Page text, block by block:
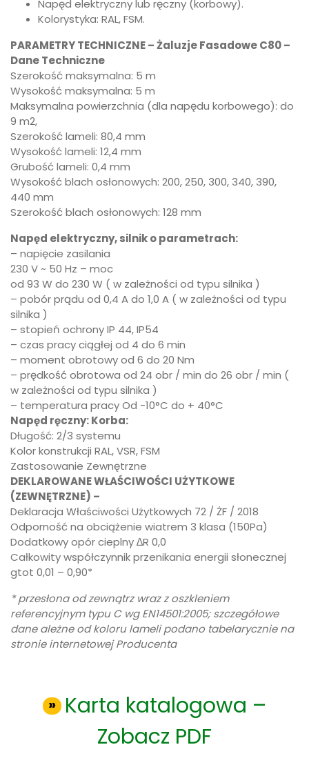
Napęd elektryczny lub ręczny (korbowy).
Kolorystyka: RAL, FSM.
PARAMETRY TECHNICZNE – Żaluzje Fasadowe C80 –
Dane Techniczne
Szerokość maksymalna: 5 m
Wysokość maksymalna: 5 m
Maksymalna powierzchnia (dla napędu korbowego): do
9 m2,
Szerokość lameli: 80,4 mm
Wysokość lameli: 12,4 mm
Grubość lameli: 0,4 mm
Wysokość blach osłonowych: 200, 250, 300, 340, 390,
440 mm
Szerokość blach osłonowych: 128 mm
Napęd elektryczny, silnik o parametrach:
– napięcie zasilania
230 V ~ 50 Hz – moc
od 93 W do 230 W ( w zależności od typu silnika )
– pobór prądu od 0,4 A do 1,0 A ( w zależności od typu
silnika )
– stopień ochrony IP 44, IP54
– czas pracy ciągłej od 4 do 6 min
– moment obrotowy od 6 do 20 Nm
– prędkość obrotowa od 24 obr / min do 26 obr / min (
w zależności od typu silnika )
– temperatura pracy Od -10°C do + 40°C
Napęd ręczny: Korba:
Długość: 2/3 systemu
Kolor konstrukcji RAL, VSR, FSM
Zastosowanie Zewnętrzne
DEKLAROWANE WŁAŚCIWOŚCI UŻYTKOWE
(ZEWNĘTRZNE) –
Deklaracja Właściwości Użytkowych 72 / ŻF / 2018
Odporność na obciążenie wiatrem 3 klasa (150Pa)
Dodatkowy opór cieplny ∆R 0,0
Całkowity współczynnik przenikania energii słonecznej
gtot 0,01 – 0,90*
* przesłona od zewnątrz wraz z oszkleniem
referencyjnym typu C wg EN14501:2005; szczegółowe
dane ależne od koloru lameli podano tabelarycznie na
stronie internetowej Producenta
Karta katalogowa –
Zobacz PDF